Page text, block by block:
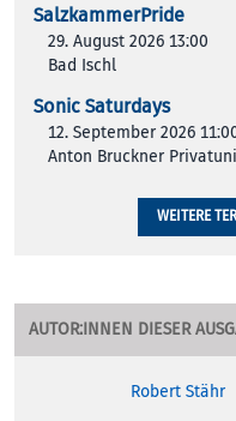
SalzkammerPride
29. August 2026 13:00
Bad Ischl
Sonic Saturdays
12. September 2026
Anton Bruckner
WEITERE
AUTOR:INNEN DIESER
Robert Stähr